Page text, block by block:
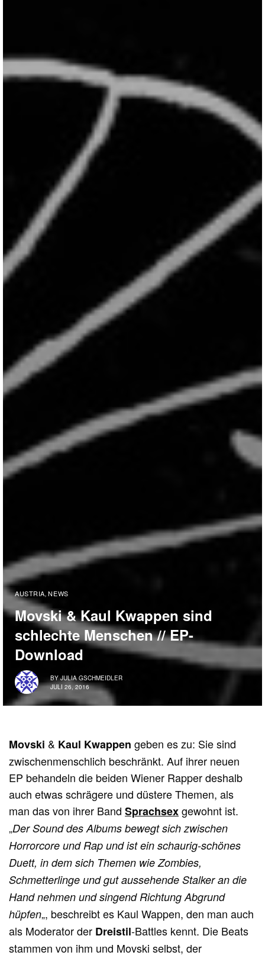
AUSTRIA, NEWS
Movski & Kaul Kwappen sind
schlechte Menschen // EP-
Download
BY JULIA GSCHMEIDLER
JULI 26, 2016
Movski & Kaul Kwappen geben es zu: Sie sind
zwischenmenschlich beschränkt. Auf ihrer neuen
EP behandeln die beiden Wiener Rapper deshalb
auch etwas schrägere und düstere Themen, als
man das von ihrer BandSprachsexgewohnt ist.
„Der Sound des Albums bewegt sich zwischen
Horrorcore und Rap und ist ein schaurig-schönes
Duett, in dem sich Themen wie Zombies,
Schmetterlinge und gut aussehende Stalker an die
Hand nehmen und singend Richtung Abgrund
hüpfen„, beschreibt es Kaul Wappen, den man auch
als Moderator der Dreistil-Battles kennt. Die Beats
stammen von ihm und Movski selbst, der